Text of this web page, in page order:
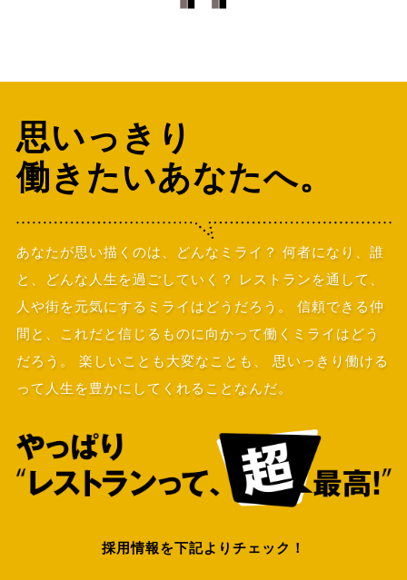
思いっきり
働きたいあなたへ。
あなたが思い描くのは、どんなミライ？ 何者になり、誰
と、どんな人生を過ごしていく？
レストランを通して、
人や街を元気にするミライはどうだろう。
信頼できる仲
間と、これだと信じるものに向かって働くミライはどう
だろう。
楽しいことも大変なことも、
思いっきり働ける
って人生を豊かにしてくれることなんだ。
採用情報を下記よりチェック！